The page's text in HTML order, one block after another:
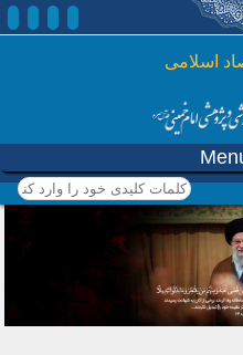
اصلی
اسلامی
کلمات کلیدی خود را وارد
کنید